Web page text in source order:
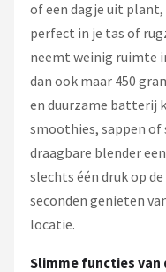
of een dagje uit plant,
perfect in je tas of
neemt weinig ruimte
dan ook maar 450
en duurzame batterij
smoothies, sappen of
draagbare blender
slechts één druk op
seconden genieten
locatie.
Slimme functies van